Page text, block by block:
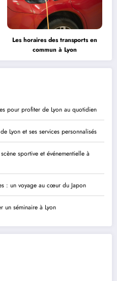
Les horaires des transports en
commun à Lyon
pour profiter de Lyon au quotidien
Lyon et ses services personnalisés
sportive et événementielle à
: un voyage au cœur du Japon
un séminaire à Lyon